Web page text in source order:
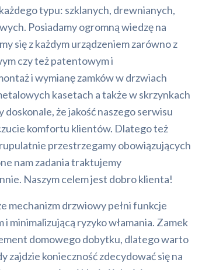
typu: szklanych, drewnianych,
Posiadamy ogromną wiedzę na
się z każdym urządzeniem zarówno z
czy też patentowym i
i wymianę zamków w drzwiach
kasetach a także w skrzynkach
że jakość naszego serwisu
komfortu klientów. Dlatego też
przestrzegamy obowiązujących
nam zadania traktujemy
Naszym celem jest dobro klienta!
mechanizm drzwiowy pełni funkcje
minimalizującą ryzyko włamania. Zamek
domowego dobytku, dlatego warto
zajdzie konieczność zdecydować się na